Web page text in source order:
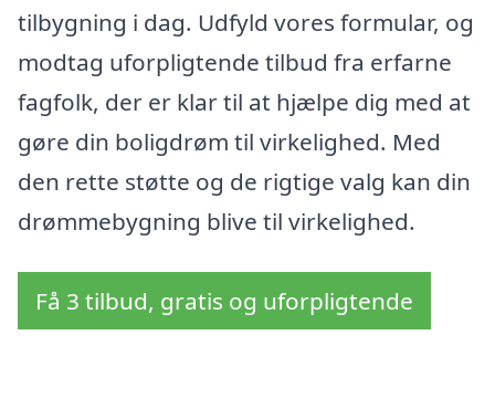
tilbygning i dag. Udfyld vores formular, og
modtag uforpligtende tilbud fra erfarne
fagfolk, der er klar til at hjælpe dig med at
gøre din boligdrøm til virkelighed. Med
den rette støtte og de rigtige valg kan din
drømmebygning blive til virkelighed.
Få 3 tilbud, gratis og uforpligtende